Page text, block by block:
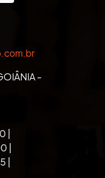
-
|
|
|